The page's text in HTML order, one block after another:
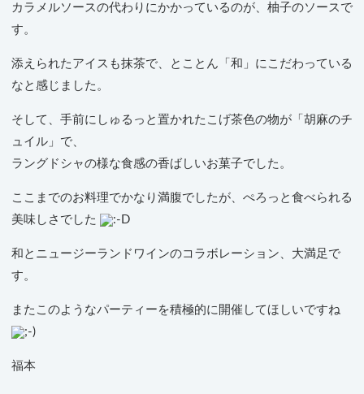
カラメルソースの代わりにかかっているのが、柚子のソースで
す。
添えられたアイスも抹茶で、とことん「和」にこだわっている
なと感じました。
そして、手前にしゅるっと置かれたこげ茶色の物が「胡麻のチ
ュイル」で、
ラングドシャの様な食感の香ばしいお菓子でした。
ここまでのお料理でかなり満腹でしたが、ぺろっと食べられる
美味しさでした
和とニュージーランドワインのコラボレーション、大満足で
す。
またこのようなパーティーを積極的に開催してほしいですね
福本